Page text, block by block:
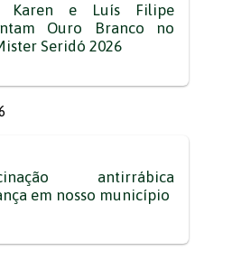
Karen e Luís Filipe
Ouro Branco no
Seridó 2026
antirrábica
em nosso município